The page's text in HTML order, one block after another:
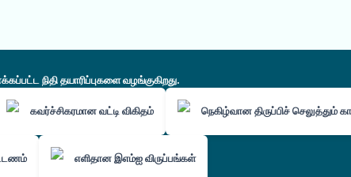
நிதி தயாரிப்புகளை வழங்குகிறது.
கவர்ச்சிகரமான வட்டி விகிதம் நெகிழ்வான திருப்பிச் செலுத்தும்
எளிதான இஎம்ஐ விருப்பங்கள்